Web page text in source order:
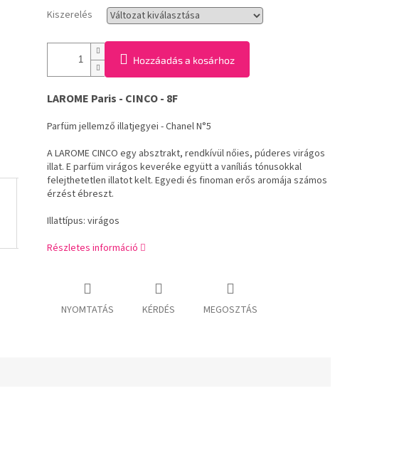
Kiszerelés
Hozzáadás a kosárhoz
LAROME Paris - CINCO - 8F
Parfüm jellemző illatjegyei -Chanel N°5
A LAROME CINCO egy absztrakt, rendkívül nőies, púderes virágos
illat. E parfüm virágos keveréke együtt a vaníliás tónusokkal
felejthetetlen illatot kelt. Egyedi és finoman erős aromája számos
érzést ébreszt.
Illattípus: virágos
Részletes információ
NYOMTATÁS KÉRDÉS MEGOSZTÁS